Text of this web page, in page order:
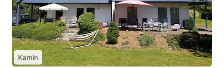
Kamin